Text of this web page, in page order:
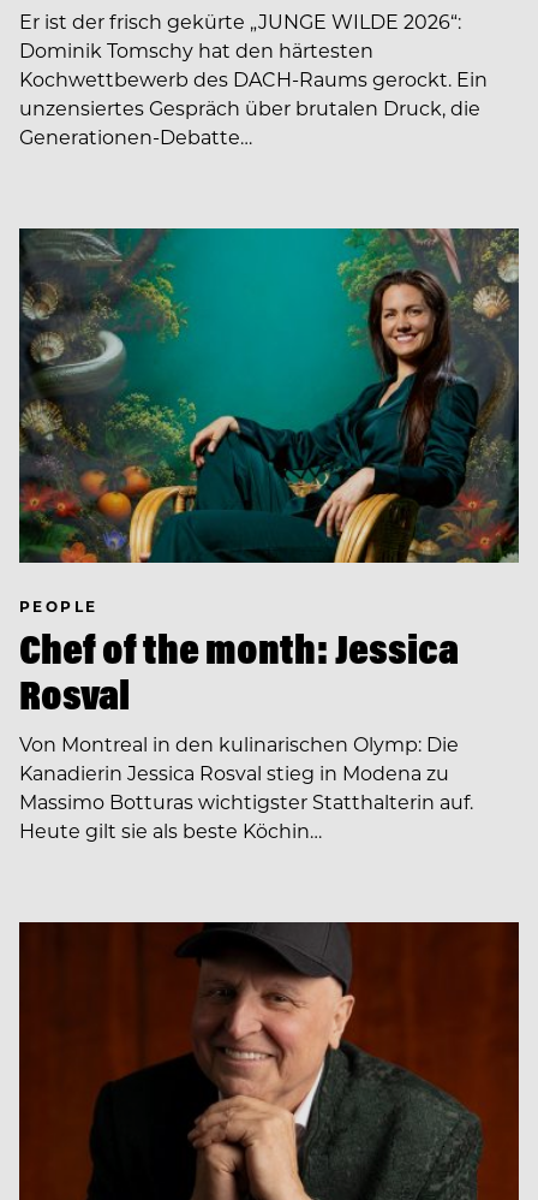
Er ist der frisch gekürte „JUNGE WILDE 2026“:
Dominik Tomschy hat den härtesten
Kochwettbewerb des DACH-Raums gerockt. Ein
unzensiertes Gespräch über brutalen Druck, die
Generationen-Debatte…
PEOPLE
Chef of the month: Jessica
Rosval
Von Montreal in den kulinarischen Olymp: Die
Kanadierin Jessica Rosval stieg in Modena zu
Massimo Botturas wichtigster Statthalterin auf.
Heute gilt sie als beste Köchin…